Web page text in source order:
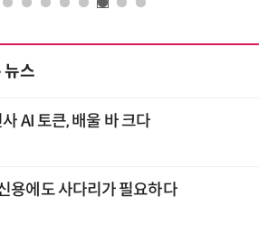
뉴스
AI 토큰, 배울 바 크다
용에도 사다리가 필요하다